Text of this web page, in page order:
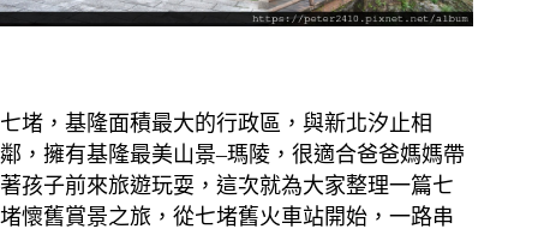
七堵，基隆面積最大的行政區，與新北汐止相
鄰，擁有基隆最美山景–瑪陵，很適合爸爸媽媽帶
著孩子前來旅遊玩耍，這次就為大家整理一篇七
堵懷舊賞景之旅，從七堵舊火車站開始，一路串